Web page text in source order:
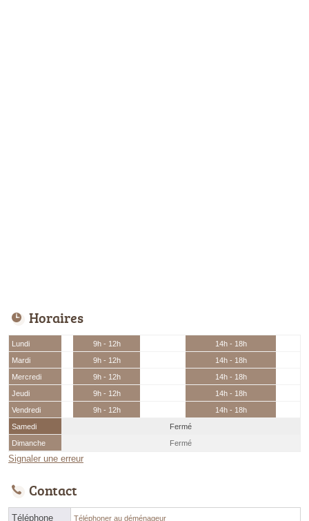
Horaires
Lundi 9h - 12h
14h - 18h
Mardi
9h - 12h
14h - 18h
Mercredi
9h - 12h
14h - 18h
Jeudi
9h - 12h
14h - 18h
Vendredi
9h - 12h
14h - 18h
Samedi
Fermé
Dimanche
Fermé
Signaler une erreur
Contact
Téléphone Téléphoner au déménageur